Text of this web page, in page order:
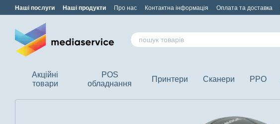
Перейти до основного контенту
Наші послуги Наші продукти Про нас Контактна інформація Оплата та доставка
Акційні
товари
POS
обладнання
Принтери Сканери РРО